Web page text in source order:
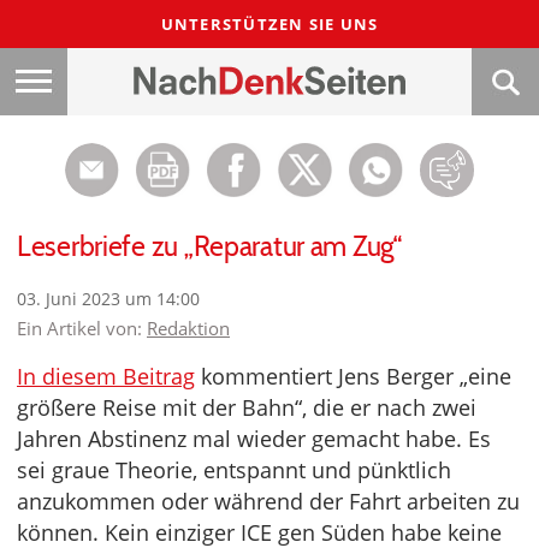
UNTERSTÜTZEN SIE UNS
Leserbriefe zu „Reparatur am Zug“
03. Juni 2023 um 14:00
Ein Artikel von: Redaktion
In diesem Beitrag kommentiert Jens Berger „eine
größere Reise mit der Bahn“, die er nach zwei
Jahren Abstinenz mal wieder gemacht habe. Es
sei graue Theorie, entspannt und pünktlich
anzukommen oder während der Fahrt arbeiten zu
können. Kein einziger ICE gen Süden habe keine